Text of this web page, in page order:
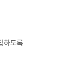
하도록